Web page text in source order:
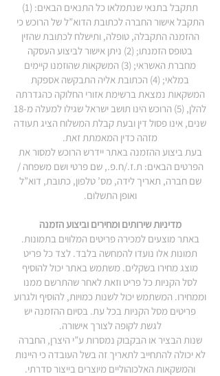
תתקבל בתנאי שנתמלאו כל התנאים הבאים: (1)
התקבל אישור החברה לכתובת הדוא”ל של הרוכש כי
ההזמנה התקבלה, טופלה, ותישלח לכתובת שהזין
בטופס הזמנתו; (2) ניתן אישור לביצוע העסקה
מחברת האשראי; (3) המשקאות שהוזמנו קיימים
במלאי; (4) הכתובת אליה התבקשה אספקת
המשקאות נמצאת ברשימת אזורי החלוקה כהגדרתה
להלן, (5) הרוכש הינו תושב ישראל שגילו למעלה מ-18
שנים, אינו פסול דין ובעת קבלת המשלוח הציג תעודה
מזהה כדין המאמתת זאת.
בעת ביצוע ההזמנה באתר יידרש הרוכש למסור את
הפרטים הבאים: ת.ז./ח.פ., שם פרטי ושם משפחה /
שם חברה, תאריך לידה, מס’ טלפון, כתובת, דוא”ל
ואופן התשלום.
מדיניות שירותים ומחירים וביצוע הזמנה
באתר מוצעים למכירה פריטים המלווים בתמונות.
תמונות אלו נועדו להמחשה בלבד. לצד כל פריט
מוצג מחירו בשקלים. משתמש באתר יכול להוסיף
לסל הקניות כל פריט וזאת לאחר שהתרשם ממנו
וממחירו. המשתמש יכול לשנות כמויות, להוסיף ולגרוע
פריטים מסל הקניות בכל עת. בסיום ההזמנה יש
לגשת לקופה לצורך אישורה.
שנות הבציר או הבקבוק נמסרות ע”י היצרן, החברה
לא יכולה להתחייב לתאריך זה בשל העובדה כי היינות
והמשקאות האלכוהוליים מיוצרים בייצור סדרתי.